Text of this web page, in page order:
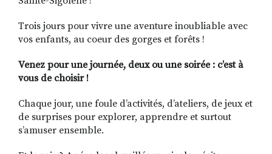
Trois jours pour vivre une aventure inoubliable avec
vos enfants, au coeur des gorges et forêts !
Venez pour une journée, deux ou une soirée : c’est à
vous de choisir !
Chaque jour, une foule d’activités, d’ateliers, de jeux et
de surprises pour explorer, apprendre et surtout
s’amuser ensemble.